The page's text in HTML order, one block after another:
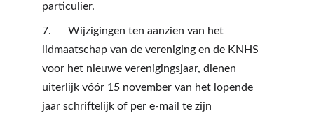
particulier.
7.      Wijzigingen ten aanzien van het
lidmaatschap van de vereniging en de KNHS
voor het nieuwe verenigingsjaar, dienen
uiterlijk vóór 15 november van het lopende
jaar schriftelijk of per e-mail te zijn